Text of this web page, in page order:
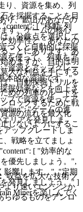
り、鉱山があなたの
す。ゲームの核心
効率性と、あなたの
ことにあります。あ
めますが、目的は明
大な利益を手にする
、自動採掘ドリルを
めの列車のルートを
ロックするために戦
源の流れを最大化
しないようにするこ
収益を広大な技術ツ
より速いエンジンか
らゆるものをアンロ
り、資源を集め、列
を採掘することを目
[ "移動: 列
、分岐点を選択して
づくと自動的に採掘
を使って、列車をア
"資源とアップグレー
本的な資源です。",
掘効率などを向上さ
プで資源を使ってア
"ゲームの進
リアを発見しま
ップグレードしま
戦略を立てましょ
[ "効率的な
優先しましょう。",
影響します。", "定期
発見しましょう。" ]
Minerを楽しんでく